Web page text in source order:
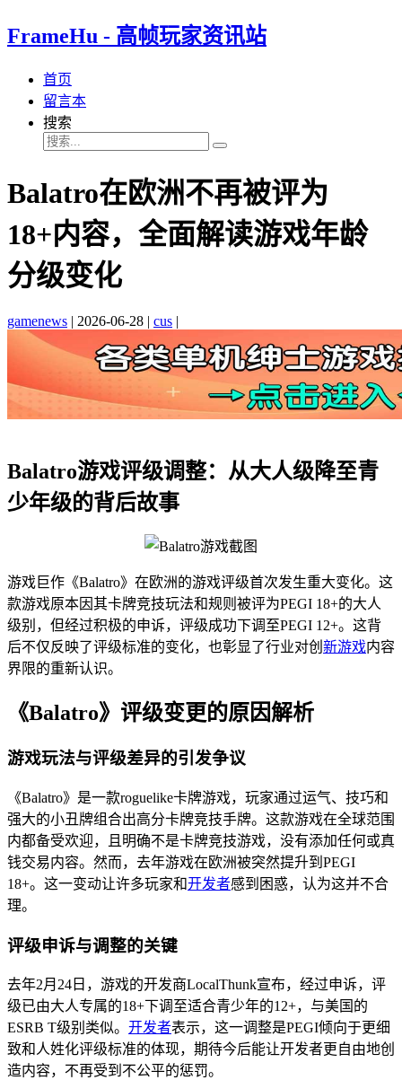
FrameHu - 高帧玩家资讯站
首页
留言本
搜索
Balatro在欧洲不再被评为
18+内容，全面解读游戏年龄
分级变化
gamenews | 2026-06-28 | cus |
Balatro游戏评级调整：从大人级降至青
少年级的背后故事
游戏巨作《Balatro》在欧洲的游戏评级首次发生重大变化。这
款游戏原本因其卡牌竞技玩法和规则被评为PEGI 18+的大人
级别，但经过积极的申诉，评级成功下调至PEGI 12+。这背
后不仅反映了评级标准的变化，也彰显了行业对创 新游戏内容
界限的重新认识。
《Balatro》评级变更的原因解析
游戏玩法与评级差异的引发争议
《Balatro》是一款roguelike卡牌游戏，玩家通过运气、技巧和
强大的小丑牌组合出高分卡牌竞技手牌。这款游戏在全球范围
内都备受欢迎，且明确不是卡牌竞技游戏，没有添加任何或真
钱交易内容。然而，去年游戏在欧洲被突然提升到PEGI
18+。这一变动让许多玩家和开发者感到困惑，认为这并不合
理。
评级申诉与调整的关键
去年2月24日，游戏的开发商LocalThunk宣布，经过申诉，评
级已由大人专属的18+下调至适合青少年的12+，与美国的
ESRB T级别类似。 开发者表示，这一调整是PEGI倾向于更细
致和人姓化评级标准的体现，期待今后能让开发者更自由地创
造内容，不再受到不公平的惩罚。